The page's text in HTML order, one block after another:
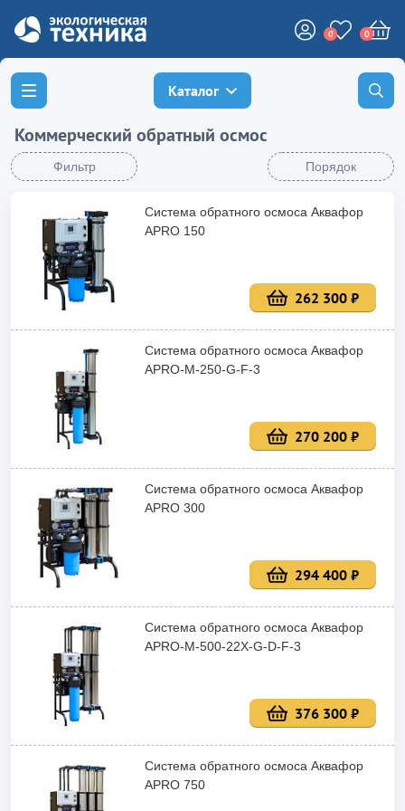
0 0
Каталог
Коммерческий обратный осмос
Фильтр Порядок
Система обратного осмоса Аквафор
APRO 150
262 300 ₽
Система обратного осмоса Аквафор
APRO-M-250-G-F-3
270 200 ₽
Система обратного осмоса Аквафор
APRO 300
294 400 ₽
Система обратного осмоса Аквафор
APRO-M-500-22X-G-D-F-3
376 300 ₽
Система обратного осмоса Аквафор
APRO 750